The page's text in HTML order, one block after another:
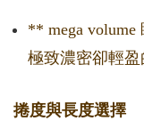
** mega
極致濃密卻輕盈
捲度與長度選擇